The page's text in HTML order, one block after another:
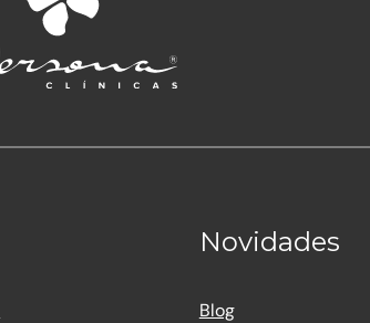
Novidades
Blog